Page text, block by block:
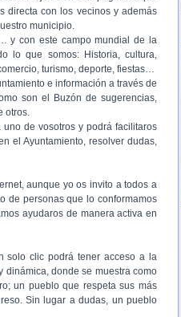
directa con los vecinos y además
municipio.
y con este campo mundial de la
lo que somos: Historia, cultura,
turismo, deporte, fiestas…
e información a través de
son el Buzón de sugerencias,
otros.
de vosotros y podrá facilitaros
el Ayuntamiento, resolver dudas,
aunque yo os invito a todos a
de personas que lo conformamos
ayudaros de manera activa en
solo clic podrá tener acceso a la
dinámica, donde se muestra como
un pueblo que respeta sus más
Sin lugar a dudas, un pueblo